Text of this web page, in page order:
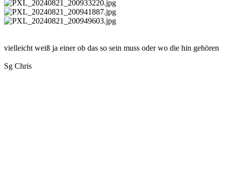
vielleicht weiß ja einer ob das so sein muss oder wo die hin gehören
Sg Chris